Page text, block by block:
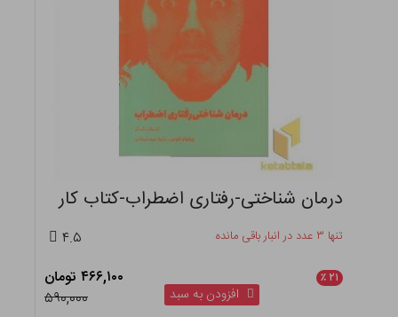
درمان شناختی-رفتاری اضطراب-کتاب کار
تنها ۳ عدد در انبار باقی مانده ۴.۵
۲۱ ٪
۴۶۶,۱۰۰ تومان
۵۹۰,۰۰۰
افزودن به سبد